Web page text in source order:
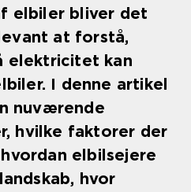
elbiler bliver det
at forstå,
elektricitet kan
I denne artikel
nuværende
hvilke faktorer der
elbilsejere
hvor